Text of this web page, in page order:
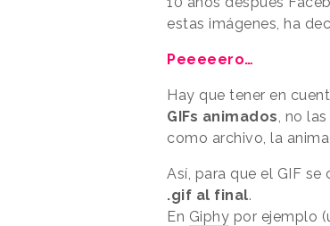
estas imágenes, ha
Peeeeero…
Hay que tener en
GIFs animados , no
como archivo, la
Así, para que el GIF
.gif al final.
En Giphy por ejemplo